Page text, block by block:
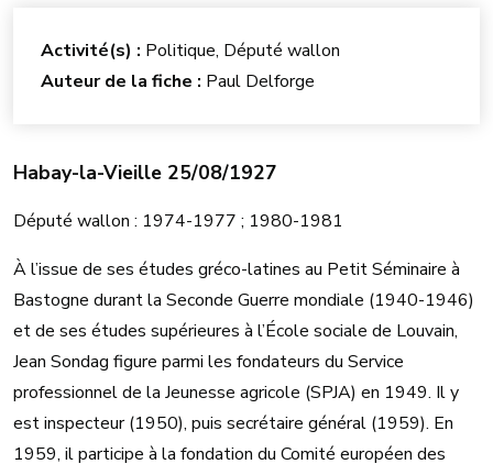
Habay-la-Vieille 25/08/1927
Député wallon : 1974-1977 ; 1980-1981
À l’issue de ses études gréco-latines au Petit Séminaire à
Bastogne durant la Seconde Guerre mondiale (1940-1946)
et de ses études supérieures à l’École sociale de Louvain,
Jean Sondag figure parmi les fondateurs du Service
professionnel de la Jeunesse agricole (SPJA) en 1949. Il y
est inspecteur (1950), puis secrétaire général (1959). En
1959, il participe à la fondation du Comité européen des
Activité(s) : Politique, Député wallon
Auteur de la fiche : Paul Delforge